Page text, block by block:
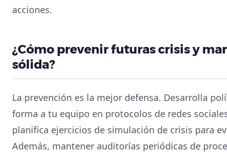
acciones.
¿Cómo prevenir futuras crisis y
sólida?
La prevención es la mejor defensa. Desarrolla
forma a tu equipo en protocolos de redes
planifica ejercicios de simulación de crisis para
Además, mantener auditorías periódicas de